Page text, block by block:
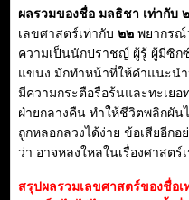
ผลรวมของชื่อ มลธิชา เท่ากับ
เลขศาสตร์เท่ากับ ๒๒ พยากรณ์
ความเป็นนักปราชญ์ ผู้รู้ ผู้มีซิก
แขนง มักทำหน้าที่ให้คำแนะน
มีความกระตือรือร้นและทะเย
ฝ่ายกลางคืน ทำให้ชีวิตพลิกผัน
ถูกหลอกลวงได้ง่าย ข้อเสียอีก
ว่า อาจหลงใหลในเรื่องศาสตร์
สรุปผลรวมเลขศาสตร์ของชื่อ